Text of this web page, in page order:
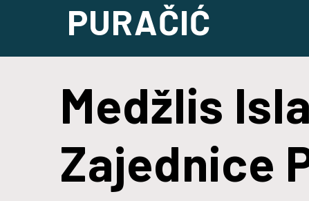
PURAČIĆ
Medžlis
Zajednice